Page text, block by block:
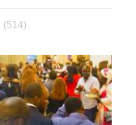
(514)